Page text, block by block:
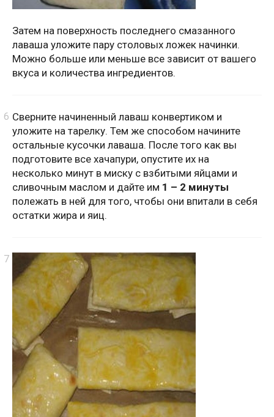
Затем на поверхность последнего смазанного
лаваша уложите пару столовых ложек начинки.
Можно больше или меньше все зависит от вашего
вкуса и количества ингредиентов.
Сверните начиненный лаваш конвертиком и
уложите на тарелку. Тем же способом начините
остальные кусочки лаваша. После того как вы
подготовите все хачапури, опустите их на
несколько минут в миску с взбитыми яйцами и
сливочным маслом и дайте им 1 – 2 минуты
полежать в ней для того, чтобы они впитали в себя
остатки жира и яиц.